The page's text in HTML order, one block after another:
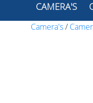
CAMERA'S
Camera's/